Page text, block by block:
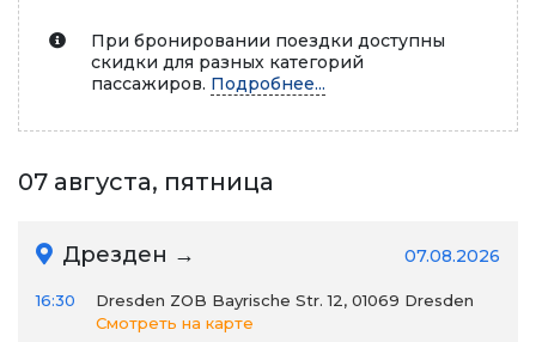
При бронировании поездки доступны
скидки для разных категорий
пассажиров. Подробнее...
07 августа, пятница
Дрезден → 07.08.2026
16:30
Dresden ZOB Bayrische Str. 12, 01069 Dresden
Смотреть на карте